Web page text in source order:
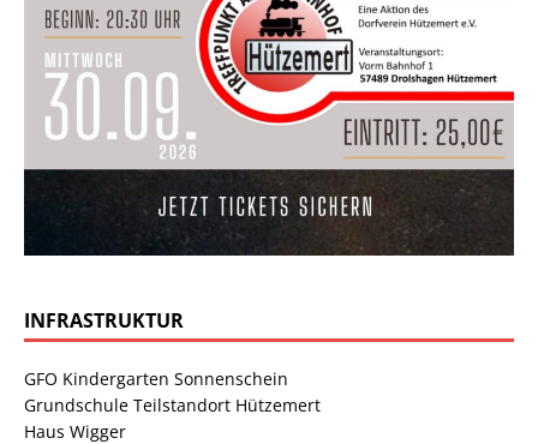
INFRASTRUKTUR
GFO Kindergarten Sonnenschein
Grundschule Teilstandort Hützemert
Haus Wigger